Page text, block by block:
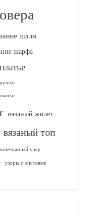
шали
шарфа
вязаный жилет
вязаный топ
узор
узоры с листьями